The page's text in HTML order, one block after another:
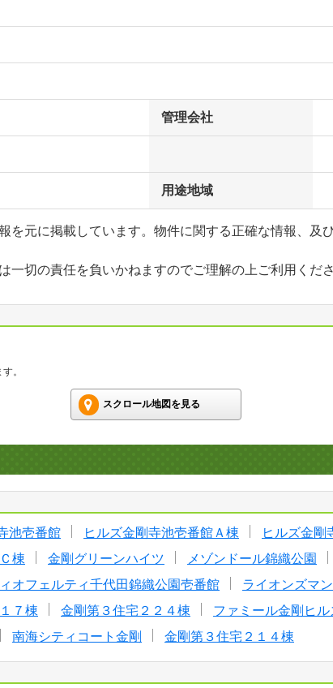
管理会社
用途地域
を元に掲載しています。物件に関する正確な情報、及
切の責任を負いかねますのでご理解の上ご利用くださ
。
スクロール地図を見る
池壱番館 ヒルズ金剛寺池壱番館Ａ棟 ヒルズ金剛
棟 金剛グリーンハイツ メゾンドール錦織公園
オフェルティ千代田錦織公園壱番館
ライオンズマ
７棟 金剛第３住宅２２４棟
ファミール金剛ヒ
南海シティコート金剛 金剛第３住宅２１４棟